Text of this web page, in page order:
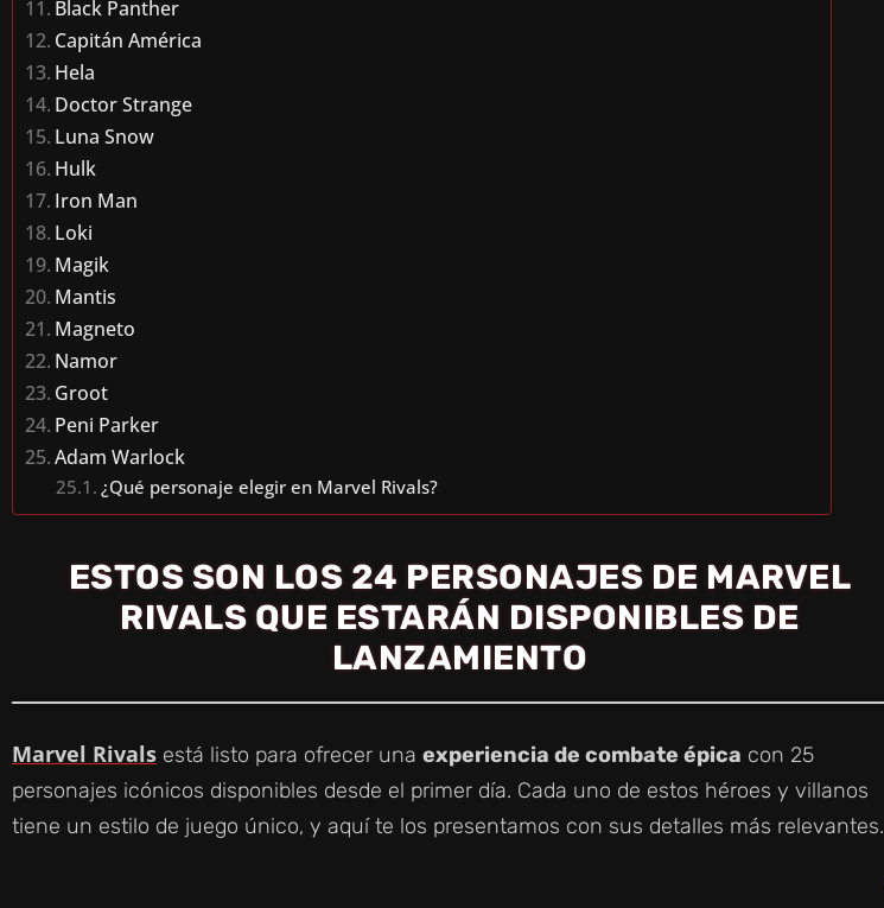
Black Panther
Capitán América
Hela
Doctor Strange
Luna Snow
Hulk
Iron Man
Loki
Magik
Mantis
Magneto
Namor
Groot
Peni Parker
Adam Warlock
¿Qué personaje elegir en Marvel Rivals?
ESTOS SON LOS 24 PERSONAJES DE MARVEL
RIVALS QUE ESTARÁN DISPONIBLES DE
LANZAMIENTO
Marvel Rivals está listo para ofrecer una experiencia de combate épica con 25
personajes icónicos disponibles desde el primer día. Cada uno de estos héroes y villanos
tiene un estilo de juego único, y aquí te los presentamos con sus detalles más relevantes.